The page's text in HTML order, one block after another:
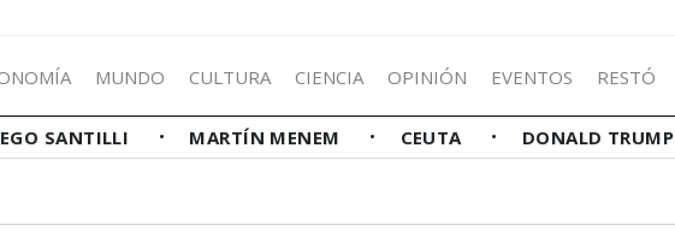
MUNDO CULTURA CIENCIA OPINIÓN EVENTOS RESTÓ
SANTILLI MARTÍN MENEM CEUTA DONALD TRUMP